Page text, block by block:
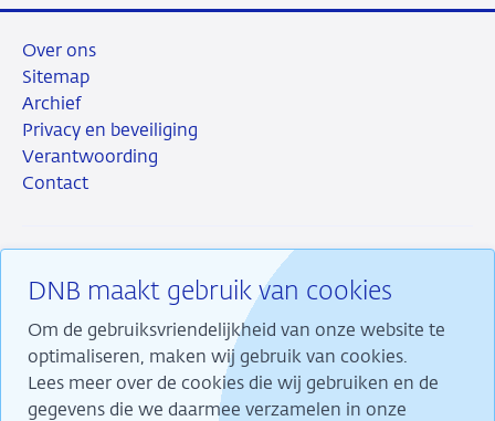
DNB maakt gebruik van cookies
Om de gebruiksvriendelijkheid van onze website te
optimaliseren, maken wij gebruik van cookies.
Lees meer over de cookies die wij gebruiken en de
gegevens die we daarmee verzamelen in onze
Over ons
Sitemap
Archief
Privacy en beveiliging
Verantwoording
Contact
RSS InstagramLinkedin
X